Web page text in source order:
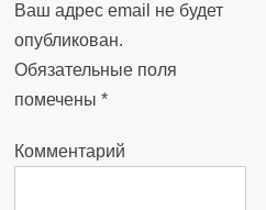
Ваш адрес email не будет
опубликован.
Обязательные поля
помечены*
Комментарий